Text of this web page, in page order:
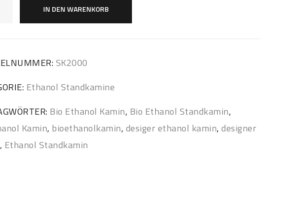
IN DEN WARENKORB
SK2000
Ethanol Standkamine
Bio Ethanol Kamin, Bio Ethanol Standkamin,
Kamin, bioethanolkamin, desiger ethanol kamin,designer
, Ethanol Standkamin